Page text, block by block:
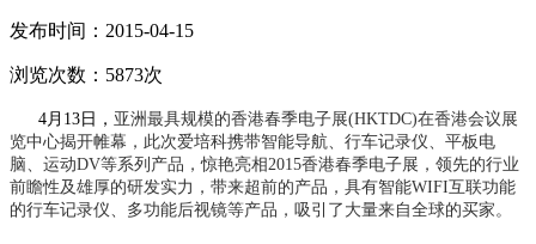
发布时间： 2015-04-15
浏览次数： 5873次
4月 13 日， 亚洲最具规模的香港春季电子展(HKTDC)在香港会议展
览中心揭开帷幕 ，此次爱培科携带智能导航、行车记录仪、平板电
脑、运动DV等系列产品，惊艳亮相2015香港春季电子展，领先的行业
前瞻性及雄厚的研发实力，带来超前的产品，具有智能WIFI互联功能
的行车记录仪、多功能后视镜等产品，吸引了大量来自全球的买家。